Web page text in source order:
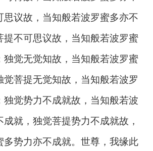
思议故，当知般若波罗蜜多亦不
提不可思议故，当知般若波罗蜜
独觉无觉知故，当知般若波罗蜜
觉菩提无觉知故，当知般若波罗
独觉势力不成就故，当知般若波
就，独觉菩提势力不成就故，
多势力亦不成就。世尊，我缘此